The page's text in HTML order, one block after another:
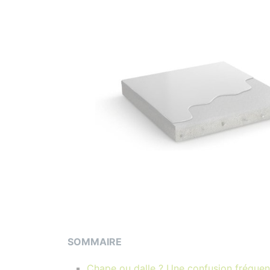
SOMMAIRE